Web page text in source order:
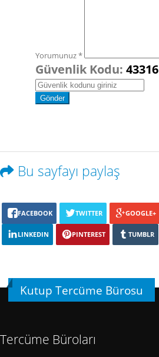
Yorumunuz *
Güvenlik Kodu: 43316
Bu sayfayı paylaş
FACEBOOK TWITTER GOOGLE+
LINKEDIN PINTEREST TUMBLR
Kutup Tercüme Bürosu
Tercüme Büroları